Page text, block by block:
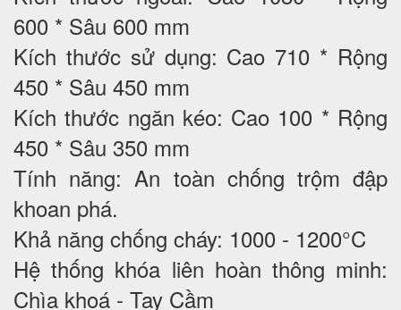
600 * Sâu 600 mm
Kích thước sử dụng: Cao 710 * Rộng
450 * Sâu 450 mm
Kích thước ngăn kéo: Cao 100 * Rộng
450 * Sâu 350 mm
Tính năng: An toàn chống trộm đập
khoan phá.
Khả năng chống cháy: 1000 - 1200°C
Hệ thống khóa liên hoàn thông minh:
Chìa khoá - Tay Cầm